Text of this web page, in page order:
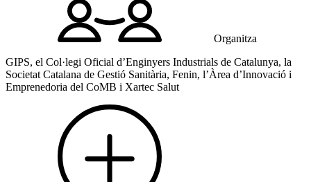
Organitza
GIPS, el Col·legi Oficial d’Enginyers Industrials de Catalunya, la
Societat Catalana de Gestió Sanitària, Fenin, l’Àrea d’Innovació i
Emprenedoria del CoMB i Xartec Salut